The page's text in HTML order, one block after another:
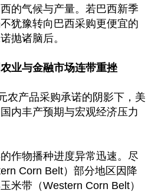
的气候与产量。若巴西新季
犹豫转向巴西采购更便宜的
抛诸脑后。
业与金融市场连带重挫
农产品采购承诺的阴影下，美
内丰产预期与宏观经济压力
作物播种进度异常迅速。尽
Corn Belt）部分地区因降
米带（Western Corn Belt）